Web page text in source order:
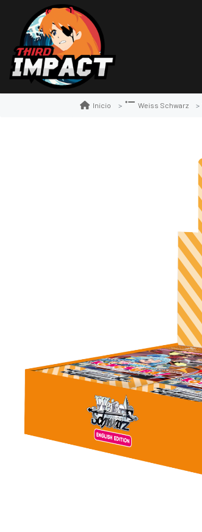
Inicio Weiss Schwarz